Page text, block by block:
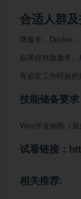
合适人群
微服务，Docker
如果你对微服务
有必定工作经验的
技能储备要求
Web开发娴熟（最
试看链接：
相关推荐: